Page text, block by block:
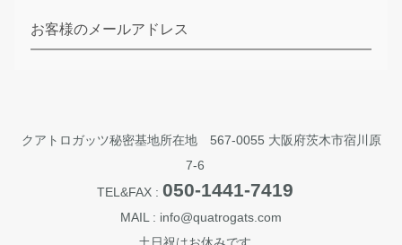
お客様のメールアドレス
クアトロガッツ秘密基地所在地 567-0055 大阪府茨木市宿川原
7-6
TEL&FAX : 050-1441-7419
MAIL : info@quatrogats.com